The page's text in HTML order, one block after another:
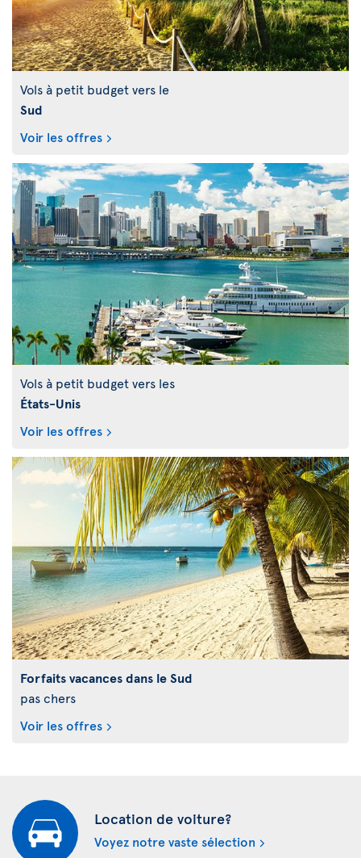
Vols à petit budget vers le
Sud
Voir les offres
Vols à petit budget vers les
États-Unis
Voir les offres
Forfaits vacances dans le Sud
pas chers
Voir les offres
Location de voiture?
Voyez notre vaste sélection